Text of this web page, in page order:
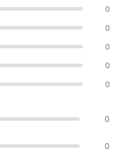
0
0
0
0
0
0
0